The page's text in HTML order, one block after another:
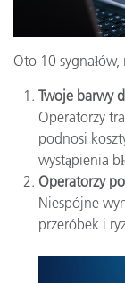
Oto 10
Twoje barwy
Operatorzy
podnosi
wystąpienia
Operatorzy
Niespójne
przeróbek i